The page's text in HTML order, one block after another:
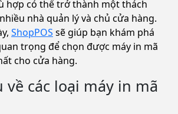
hợp có thể trở thành một thách
nhà quản lý và chủ cửa hàng.
ShopPOS sẽ giúp bạn khám phá
trọng để chọn được máy in mã
cho cửa hàng.
về các loại máy in mã